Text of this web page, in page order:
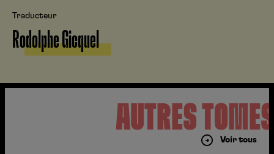
Traducteur
Rodolphe Gicquel
AUTRES
Voir tous